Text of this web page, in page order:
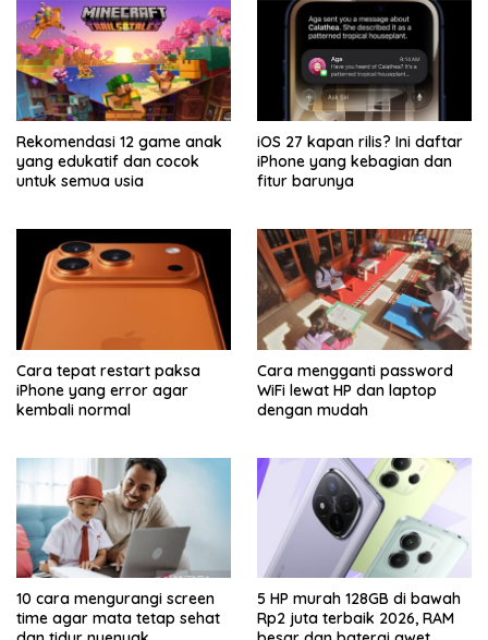
Rekomendasi 12 game anak
yang edukatif dan cocok
untuk semua usia
iOS 27 kapan rilis? Ini daftar
iPhone yang kebagian dan
fitur barunya
Cara tepat restart paksa
iPhone yang error agar
kembali normal
Cara mengganti password
WiFi lewat HP dan laptop
dengan mudah
10 cara mengurangi screen
time agar mata tetap sehat
5 HP murah 128GB di bawah
Rp2 juta terbaik 2026, RAM